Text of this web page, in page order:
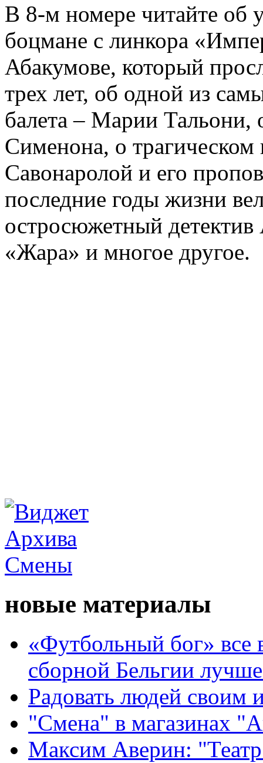
В 8-м номере читайте об
боцмане с линкора
Абакумове, который
трех лет, об одной из
балета – Марии
Сименона, о трагическом
Савонаролой и его
последние годы жизни
остросюжетный детектив
«Жара» и многое другое.
новые материалы
«Футбольный бог» все
сборной Бельгии
Радовать людей своим
"Смена" в магазинах
Максим Аверин: